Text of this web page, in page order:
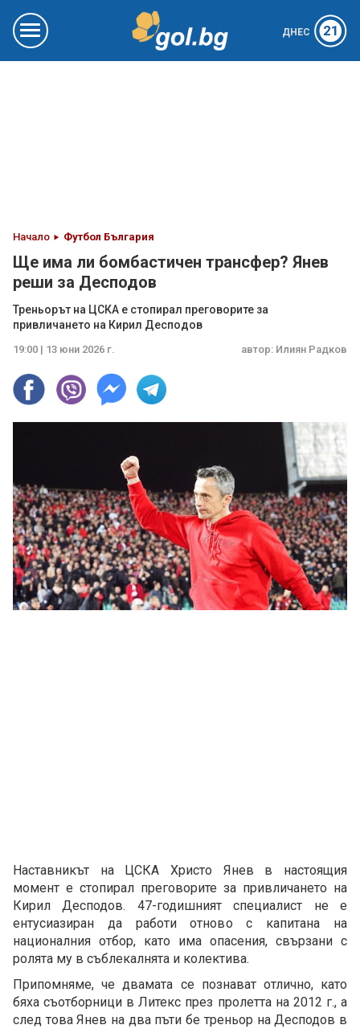
ДНЕС 21
Начало Футбол България
Ще има ли бомбастичен трансфер? Янев
реши за Десподов
Треньорът на ЦСКА е стопирал преговорите за
привличането на Кирил Десподов
19:00 | 13 юни 2026 г. автор: Илиян Радков
Наставникът на ЦСКА Христо Янев в настоящия
момент е стопирал преговорите за привличането на
Кирил Десподов. 47-годишният специалист не е
ентусиазиран да работи отново с капитана на
националния отбор, като има опасения, свързани с
ролята му в съблекалнята и колектива.
Припомняме, че двамата се познават отлично, като
бяха съотборници в Литекс през пролетта на 2012 г., а
след това Янев на два пъти бе треньор на Десподов в